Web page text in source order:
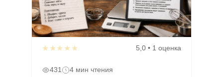
★★★★★ 5,0 • 1 оценка
431 4 мин чтения